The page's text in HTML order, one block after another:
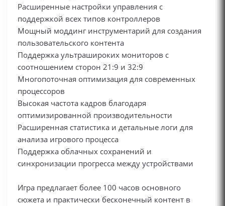
Расширенные настройки управления с
поддержкой всех типов контроллеров
Мощный моддинг инструментарий для создания
пользовательского контента
Поддержка ультрашироких мониторов с
соотношением сторон 21:9 и 32:9
Многопоточная оптимизация для современных
процессоров
Высокая частота кадров благодаря
оптимизированной производительности
Расширенная статистика и детальные логи для
анализа игрового процесса
Поддержка облачных сохранений и
синхронизации прогресса между устройствами
Игра предлагает более 100 часов основного
сюжета и практически бесконечный контент в